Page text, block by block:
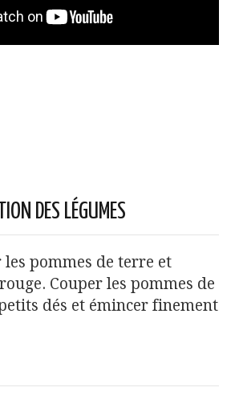
DES LÉGUMES
les pommes de terre et
Couper les pommes de
dés et émincer finement